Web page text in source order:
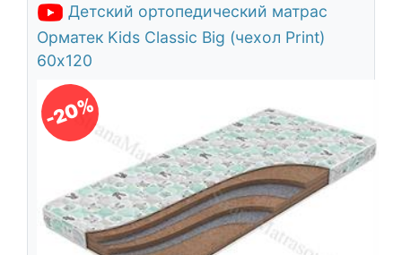
Детский ортопедический матрас
Орматек Kids Classic Big (чехол Print)
60х120
-20%